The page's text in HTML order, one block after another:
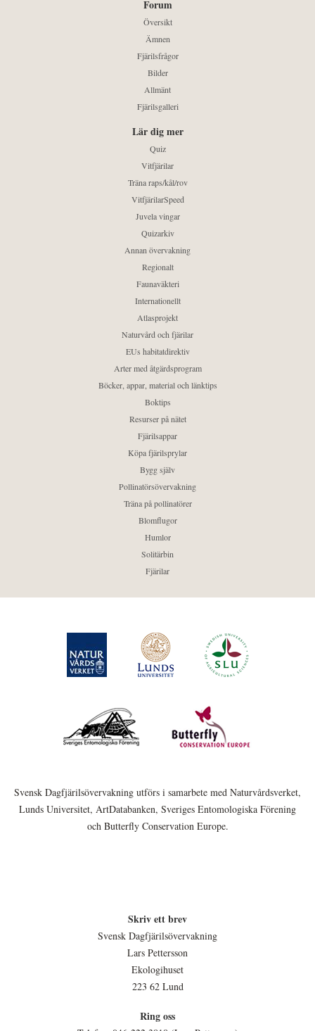
Forum
Översikt
Ämnen
Fjärilsfrågor
Bilder
Allmänt
Fjärilsgalleri
Lär dig mer
Quiz
Vitfjärilar
Träna raps/kål/rov
VitfjärilarSpeed
Juvela vingar
Quizarkiv
Annan övervakning
Regionalt
Faunaväkteri
Internationellt
Atlasprojekt
Naturvård och fjärilar
EUs habitatdirektiv
Arter med åtgärdsprogram
Böcker, appar, material och länktips
Boktips
Resurser på nätet
Fjärilsappar
Köpa fjärilsprylar
Bygg själv
Pollinatörsövervakning
Träna på pollinatörer
Blomflugor
Humlor
Solitärbin
Fjärilar
Svensk Dagfjärilsövervakning utförs i samarbete med Naturvårdsverket,
Lunds Universitet, ArtDatabanken, Sveriges Entomologiska Förening
och Butterfly Conservation Europe.
Skriv ett brev
Svensk Dagfjärilsövervakning
Lars Pettersson
Ekologihuset
223 62 Lund
Ring oss